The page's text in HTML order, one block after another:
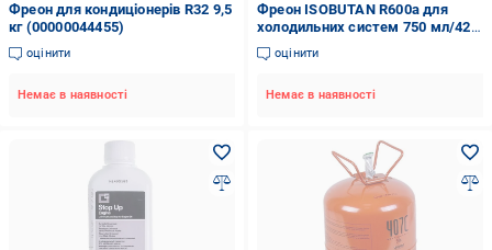
Фреон для кондиціонерів R32 9,5
кг (00000044455)
оцінити
Немає в наявності
Фреон ISOBUTAN R600a для
холодильних систем 750 мл/420
г (00000016807)
оцінити
Немає в наявності